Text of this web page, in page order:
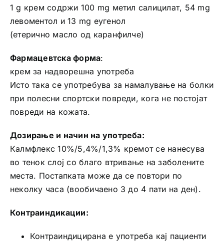
1 g крем содржи 100 mg метил салицилат, 54 mg
левоментол и 13 mg еугенол
(етерично масло од каранфилче)
Фармацевтска форма:
крем за надворешна употреба
Исто така се употребува за намалување на болки
при полесни спортски повреди, кога не постојат
повреди на кожата.
Дозирање и начин на употреба:
Калмфлекс 10%/5,4%/1,3% кремот се нанесува
во тенок слој со благо втривање на заболените
места. Постапката може да се повтори по
неколку часа (вообичаено 3 до 4 пати на ден).
Контраиндикации:
Контраиндицирана е употреба кај пациенти